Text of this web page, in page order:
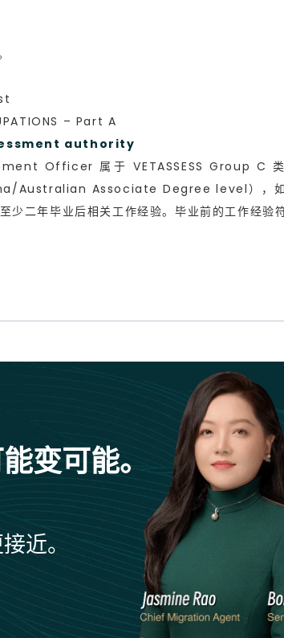
– Part A
authority
Officer 属于 VETASSESS Group C
Associate Degree level），如果
二年毕业后相关工作经验。毕业前的工作经验
变可能。
近。